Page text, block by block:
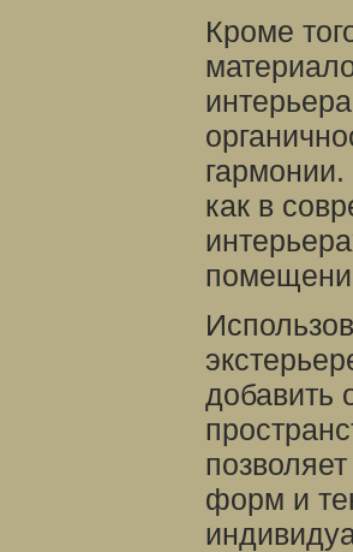
Кроме
как в
добавить
форм и